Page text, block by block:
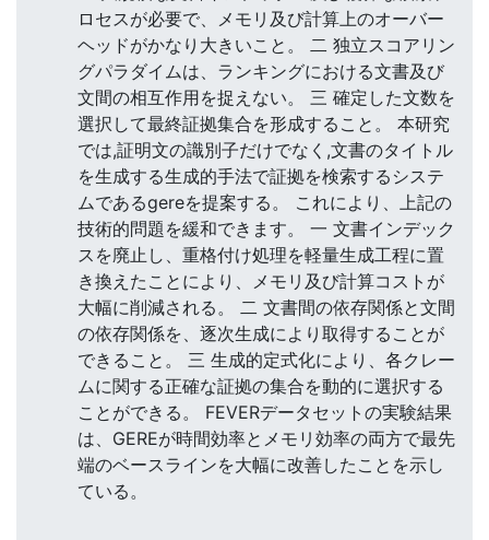
ロセスが必要で、メモリ及び計算上のオーバー
ヘッドがかなり大きいこと。 二 独立スコアリン
グパラダイムは、ランキングにおける文書及び
文間の相互作用を捉えない。 三 確定した文数を
選択して最終証拠集合を形成すること。 本研究
では,証明文の識別子だけでなく,文書のタイトル
を生成する生成的手法で証拠を検索するシステ
ムであるgereを提案する。 これにより、上記の
技術的問題を緩和できます。 一 文書インデック
スを廃止し、重格付け処理を軽量生成工程に置
き換えたことにより、メモリ及び計算コストが
大幅に削減される。 二 文書間の依存関係と文間
の依存関係を、逐次生成により取得することが
できること。 三 生成的定式化により、各クレー
ムに関する正確な証拠の集合を動的に選択する
ことができる。 FEVERデータセットの実験結果
は、GEREが時間効率とメモリ効率の両方で最先
端のベースラインを大幅に改善したことを示し
ている。